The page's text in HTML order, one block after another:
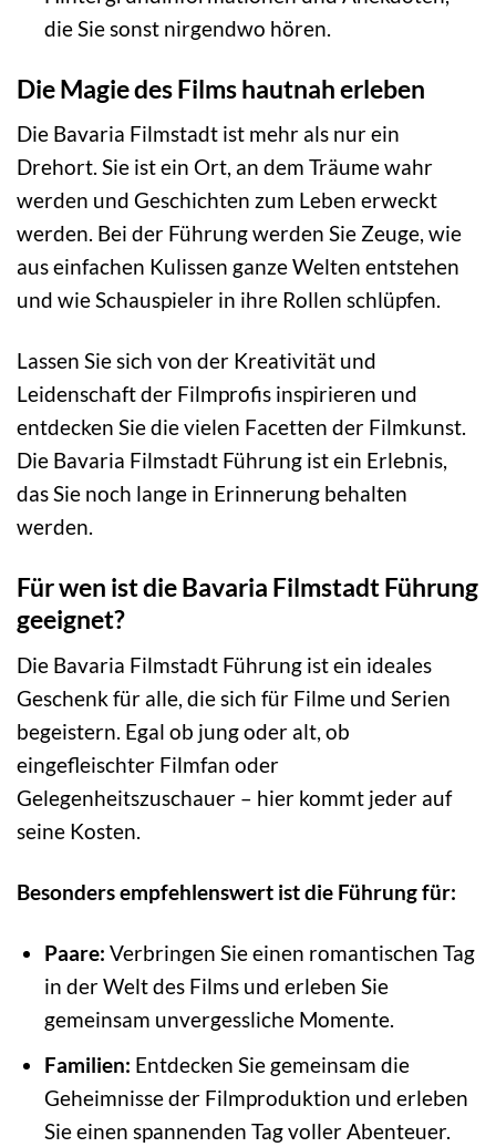
die Sie sonst nirgendwo hören.
Die Magie des Films hautnah erleben
Die Bavaria Filmstadt ist mehr als nur ein
Drehort. Sie ist ein Ort, an dem Träume wahr
werden und Geschichten zum Leben erweckt
werden. Bei der Führung werden Sie Zeuge, wie
aus einfachen Kulissen ganze Welten entstehen
und wie Schauspieler in ihre Rollen schlüpfen.
Lassen Sie sich von der Kreativität und
Leidenschaft der Filmprofis inspirieren und
entdecken Sie die vielen Facetten der Filmkunst.
Die Bavaria Filmstadt Führung ist ein Erlebnis,
das Sie noch lange in Erinnerung behalten
werden.
Für wen ist die Bavaria Filmstadt Führung
geeignet?
Die Bavaria Filmstadt Führung ist ein ideales
Geschenk für alle, die sich für Filme und Serien
begeistern. Egal ob jung oder alt, ob
eingefleischter Filmfan oder
Gelegenheitszuschauer – hier kommt jeder auf
seine Kosten.
Besonders empfehlenswert ist die Führung für:
Paare: Verbringen Sie einen romantischen Tag
in der Welt des Films und erleben Sie
gemeinsam unvergessliche Momente.
Familien: Entdecken Sie gemeinsam die
Geheimnisse der Filmproduktion und erleben
Sie einen spannenden Tag voller Abenteuer.